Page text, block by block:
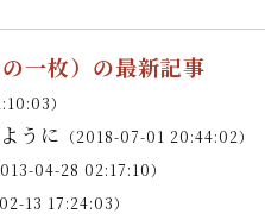
一枚）の最新記事
）
うに （2018-07-01 20:44:02）
04-28 02:17:10）
13 17:24:03）